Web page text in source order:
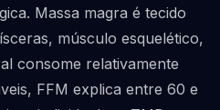
Massa magra é tecido
músculo esquelético,
consome relativamente
FFM explica entre 60 e